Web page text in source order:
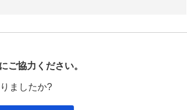
ご協力ください。
ましたか?